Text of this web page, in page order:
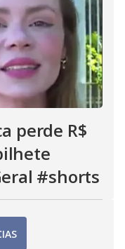
perde R$
#shorts